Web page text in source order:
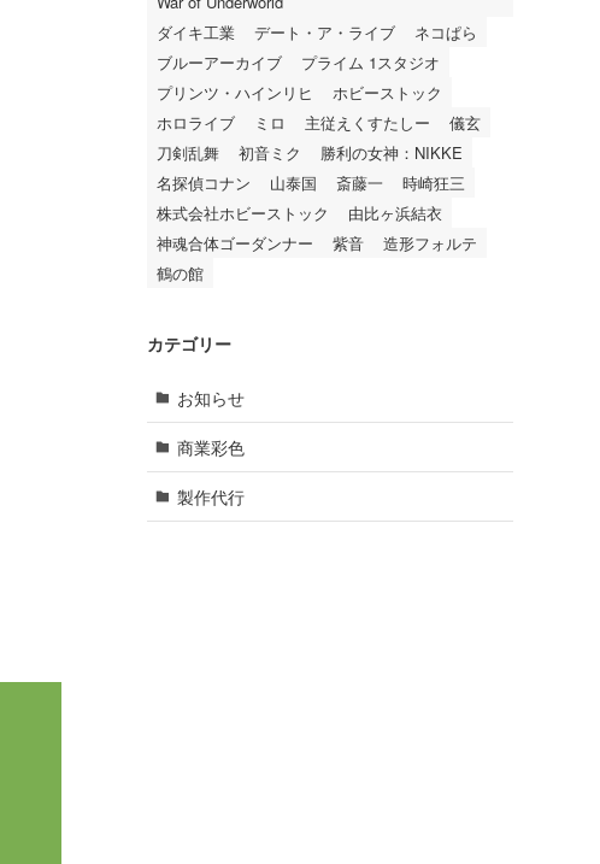
ダイキ工業
デート・ア・ライブ
ネコぱら
ブルーアーカイブ
プライム 1スタジオ
プリンツ・ハインリヒ
ホビーストック
ホロライブ
ミロ 主従えくすたしー
儀玄
刀剣乱舞
初音ミク
勝利の女神：NIKKE
名探偵コナン
山泰国 斎藤一
時崎狂三
株式会社ホビーストック
由比ヶ浜結衣
神魂合体ゴーダンナー
紫音
造形フォルテ
鶴の館
カテゴリー
お知らせ
商業彩色
製作代行